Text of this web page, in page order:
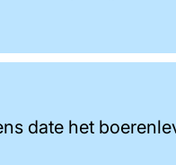
date het